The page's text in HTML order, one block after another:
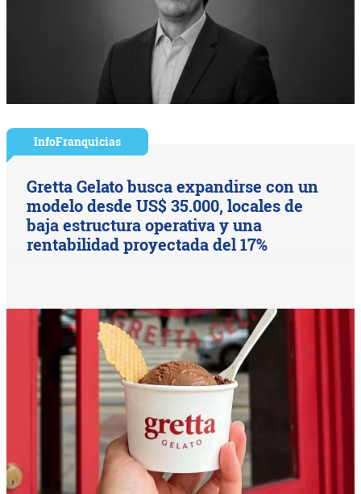
InfoFranquicias
Gretta Gelato busca expandirse con un
modelo desde US$ 35.000, locales de
baja estructura operativa y una
rentabilidad proyectada del 17%